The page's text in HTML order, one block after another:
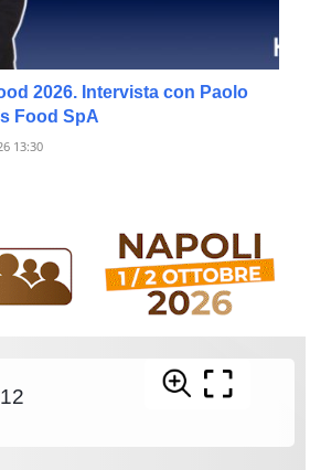
2026. Intervista con Paolo
Food SpA
13:30